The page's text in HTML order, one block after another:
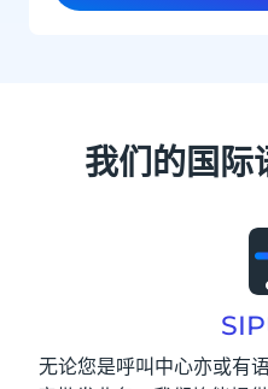
我们的国际
无论您是呼叫中心亦或有